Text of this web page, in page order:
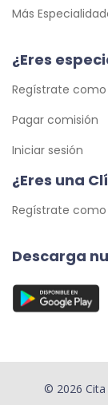
Más
¿Eres
Regístrate
Pagar comisión
Iniciar sesión
¿Eres una
Regístrate
Descarga
© 2026 Cita